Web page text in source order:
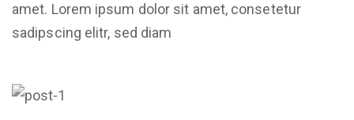
amet. Lorem ipsum dolor sit amet, consetetur
sadipscing elitr, sed diam